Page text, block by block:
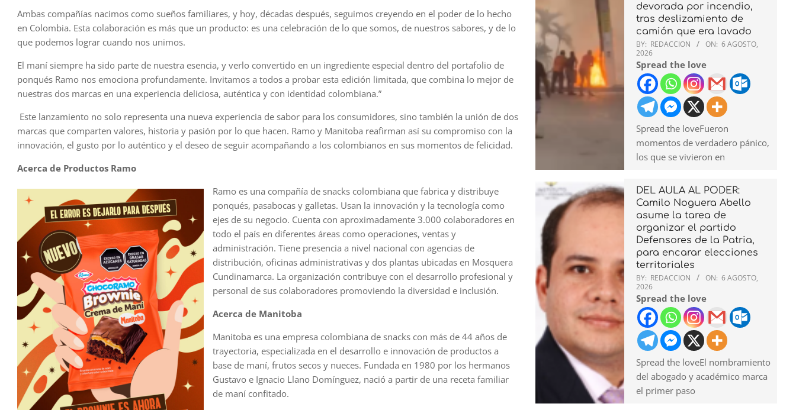
Ambas compañías nacimos como sueños familiares, y hoy, décadas después, seguimos creyendo en el poder de lo hecho
en Colombia. Esta colaboración es más que un producto: es una celebración de lo que somos, de nuestros sabores, y de lo
que podemos lograr cuando nos unimos.
El maní siempre ha sido parte de nuestra esencia, y verlo convertido en un ingrediente especial dentro del portafolio de
ponqués Ramo nos emociona profundamente. Invitamos a todos a probar esta edición limitada, que combina lo mejor de
nuestras dos marcas en una experiencia deliciosa, auténtica y con identidad colombiana.”
Este lanzamiento no solo representa una nueva experiencia de sabor para los consumidores, sino también la unión de dos
marcas que comparten valores, historia y pasión por lo que hacen. Ramo y Manitoba reafirman así su compromiso con la
innovación, el gusto por lo auténtico y el deseo de seguir acompañando a los colombianos en sus momentos de felicidad.
Acerca de Productos Ramo
Ramo es una compañía de snacks colombiana que fabrica y distribuye
ponqués, pasabocas y galletas. ​Usan la innovación y la tecnología como
ejes de su negocio.​ Cuenta con aproximadamente 3.000 colaboradores en
todo el país en diferentes áreas como operaciones, ventas y
administración. Tiene presencia a nivel nacional con agencias de
distribución, oficinas administrativas y dos plantas ubicadas en Mosquera
Cundinamarca. La organización contribuye con el desarrollo profesional y
personal de sus colaboradores promoviendo la diversidad e inclusión.
Acerca de Manitoba
Manitoba es una empresa colombiana de snacks con más de 44 años de
trayectoria, especializada en el desarrollo e innovación de productos a
base de maní, frutos secos y nueces. Fundada en 1980 por los hermanos
Gustavo e Ignacio Llano Domínguez, nació a partir de una receta familiar
de maní confitado.
devorada por incendio,
tras deslizamiento de
camión que era lavado
BY: REDACCION ON: 6 AGOSTO,
2026
Spread the love
Spread the loveFueron
momentos de verdadero pánico,
los que se vivieron en
DEL AULA AL PODER:
Camilo Noguera Abello
asume la tarea de
organizar el partido
Defensores de la Patria,
para encarar elecciones
territoriales
BY: REDACCION ON: 6 AGOSTO,
2026
Spread the love
Spread the loveEl nombramiento
del abogado y académico marca
el primer paso